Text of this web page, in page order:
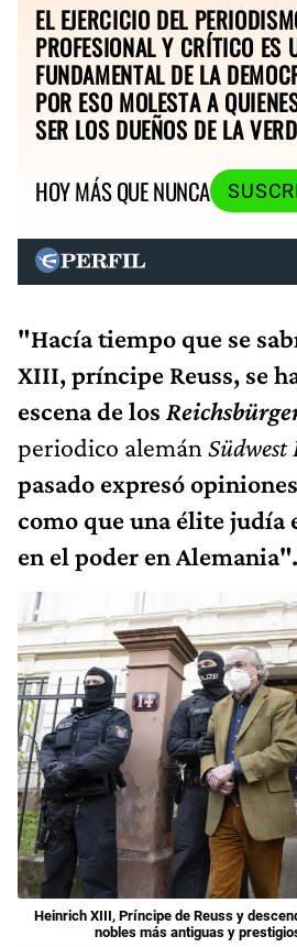
EL EJERCICIO DEL
PROFESIONAL Y CRÍTICO ES
FUNDAMENTAL DE LA
POR ESO MOLESTA A
SER LOS DUEÑOS DE LA
HOY MÁS QUE NUNCA
"Hacía tiempo que se
XIII, príncipe Reuss, se
escena de los
periodico alemán Südwest
pasado expresó
como que una élite judía
en el poder en Alemania".
Heinrich XIII, Príncipe de Reuss y
nobles más antiguas y